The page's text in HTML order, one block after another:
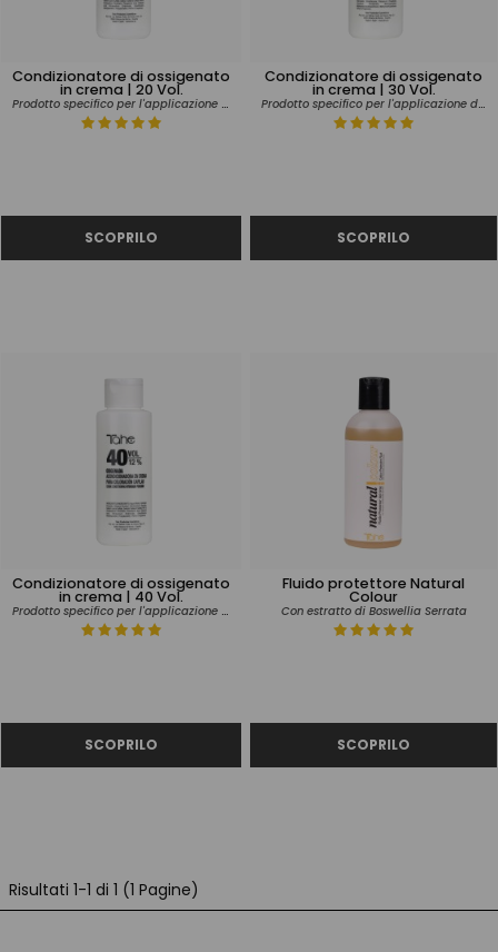
Condizionatore di ossigenato
in crema | 20 Vol.
Prodotto specifico per l'applicazione del tinrito
Condizionatore di ossigenato
in crema | 30 Vol.
Prodotto specifico per l'applicazione del tinrito
Condizionatore di ossigenato
in crema | 40 Vol.
Prodotto specifico per l'applicazione del tinrito
Fluido protettore Natural
Colour
Con estratto di Boswellia Serrata
Risultati 1-1 di 1 (1 Pagine)